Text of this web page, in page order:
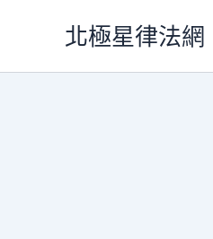
北極星律法網